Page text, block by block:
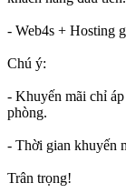
- Web4s + Hosting
Chú ý:
- Khuyến mãi chỉ
phòng.
- Thời gian khuyến
Trân trọng!